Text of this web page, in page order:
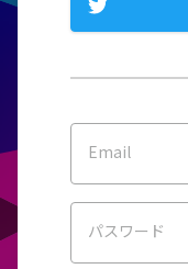
Email
パスワード